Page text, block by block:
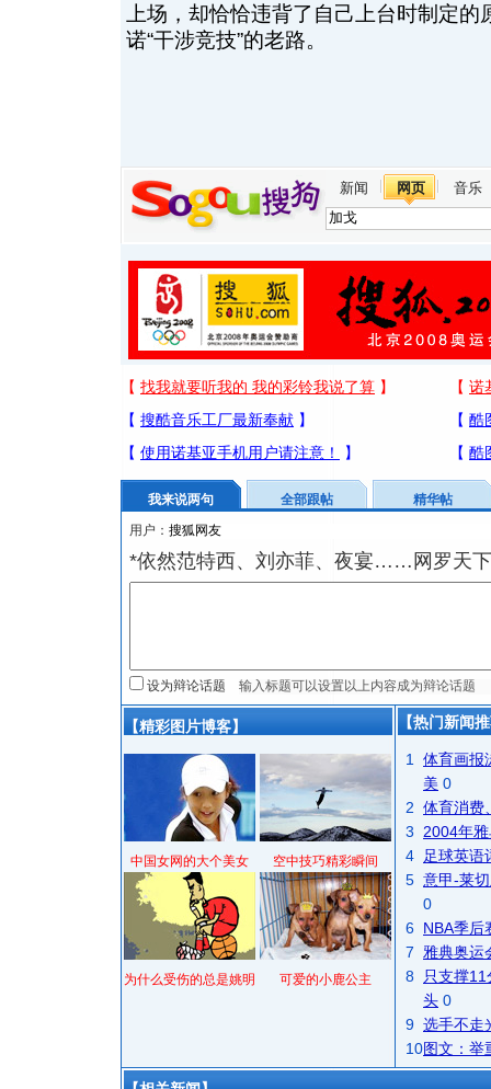
上场，却恰恰违背了自己上台时制定
诺“干涉竞技”的老路。
新闻 网页 音乐
我来说两句 全部跟帖
精华帖
用户：
*依然范特西、刘亦菲、夜宴……网罗天
设为辩论话题
【精彩图片博客】
中国女网的大个美女 空中技巧精彩瞬间
为什么受伤的总是姚明 可爱的小鹿公主
【热门新闻
1
体育画报
美 0
2 体育消费
3
2004年
4
足球英语
5 意甲-莱
0
6 NBA季后
7
雅典奥运
8
只支撑
头 0
9 选手不走
10图文：举